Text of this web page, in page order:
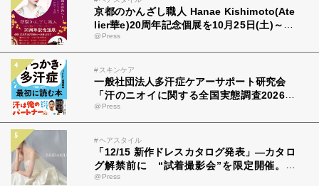
京都のかんざし職人 Hanae Kishimoto(Ate
lier華e)20周年記念個展を10月25日(土)～28
日(火) 京都市で開催
@Press
#スキンケア
一般社団法人多汗症ケアーサポート研究会
「汗のニオイに関する全国実態調査2026」
を開始
@Press
#ヘアスタイル
「12/15 新作ドレスカタログ発表」―カタロ
グ解禁前に “試着撮影会”を限定開催。イ
ンフルエンサー＆記者を先行招待。
@Press